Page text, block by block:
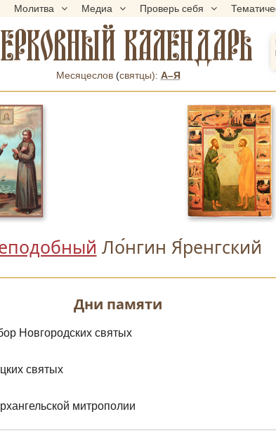
Молитва Медиа Проверь себя
КАЛЕНДАРЬ
Месяцеслов(cвятцы): А–Я
Лонгин Яренгский
Дни памяти
Новгородских святых
святых
митрополии